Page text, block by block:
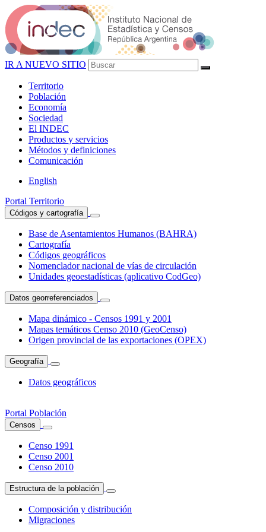
IR A NUEVO SITIO
Territorio
Población
Economía
Sociedad
El INDEC
Productos y servicios
Métodos y definiciones
Comunicación
English
Portal Territorio
Códigos y cartografía
Base de Asentamientos Humanos (BAHRA)
Cartografía
Códigos geográficos
Nomenclador nacional de vías de circulación
Unidades geoestadísticas (aplicativo CodGeo)
Datos georreferenciados
Mapa dinámico - Censos 1991 y 2001
Mapas temáticos Censo 2010 (GeoCenso)
Origen provincial de las exportaciones (OPEX)
Geografía
Datos geográficos
Portal Población
Censos
Censo 1991
Censo 2001
Censo 2010
Estructura de la población
Composición y distribución
Migraciones